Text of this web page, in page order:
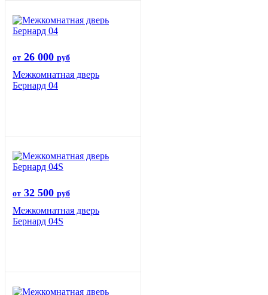
от 26 000 руб
Межкомнатная дверь
Бернард 04
от 32 500 руб
Межкомнатная дверь
Бернард 04S